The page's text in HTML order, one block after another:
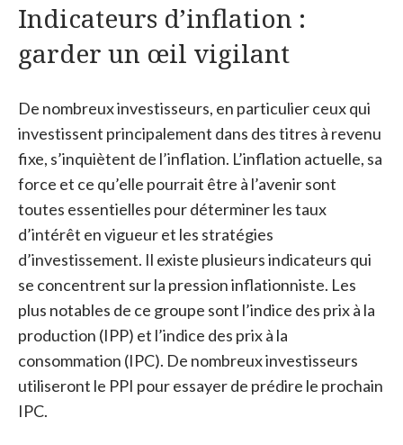
Indicateurs d’inflation :
garder un œil vigilant
De nombreux investisseurs, en particulier ceux qui
investissent principalement dans des titres à revenu
fixe, s’inquiètent de l’inflation. L’inflation actuelle, sa
force et ce qu’elle pourrait être à l’avenir sont
toutes essentielles pour déterminer les taux
d’intérêt en vigueur et les stratégies
d’investissement. Il existe plusieurs indicateurs qui
se concentrent sur la pression inflationniste. Les
plus notables de ce groupe sont l’indice des prix à la
production (IPP) et l’indice des prix à la
consommation (IPC). De nombreux investisseurs
utiliseront le PPI pour essayer de prédire le prochain
IPC.